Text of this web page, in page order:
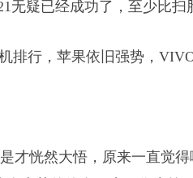
无疑已经成功了，至少比扫
才恍然大悟，原来一直觉